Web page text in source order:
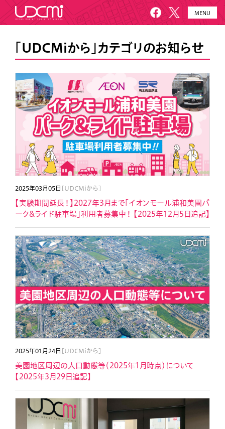
MENU
HOME UDCMiとは
プロジェクト お知らせ
メールニュース アクセス・お問い合わせ
「UDCMiから」カテゴリのお知らせ
2025年03月05日 [UDCMiから]
【実験期間延長！】2027年3月まで「イオンモール浦和美園パ
ーク&ライド駐車場」利用者募集中！ 【2025年12月5日追記】
2025年01月24日 [UDCMiから]
美園地区周辺の人口動態等（2025年1月時点）について
【2025年3月29日追記】